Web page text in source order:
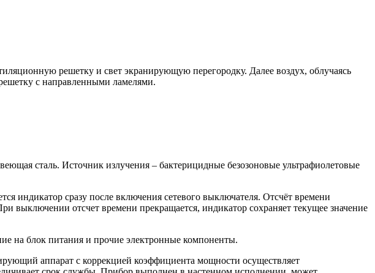
решетку и свет экранирующую перегородку. Далее воздух, облучаясь
с направленными ламелями.
сталь. Источник излучения – бактерицидные безозоновые ультрафиолетовые
индикатор сразу после включения сетевого выключателя. Отсчёт времени
выключении отсчет времени прекращается, индикатор сохраняет текущее значение
на блок питания и прочие электронные компоненты.
аппарат с коррекцией коэффициента мощности осуществляет